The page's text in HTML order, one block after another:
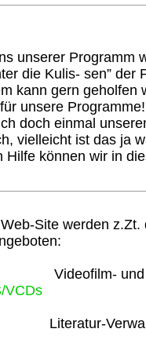
unserer Programm
die Kulis- sen” der
kann gern geholfen
für unsere Programme!
doch einmal
vielleicht ist das ja
Hilfe können wir in
Site werden
und -
VCDs
Literatur-